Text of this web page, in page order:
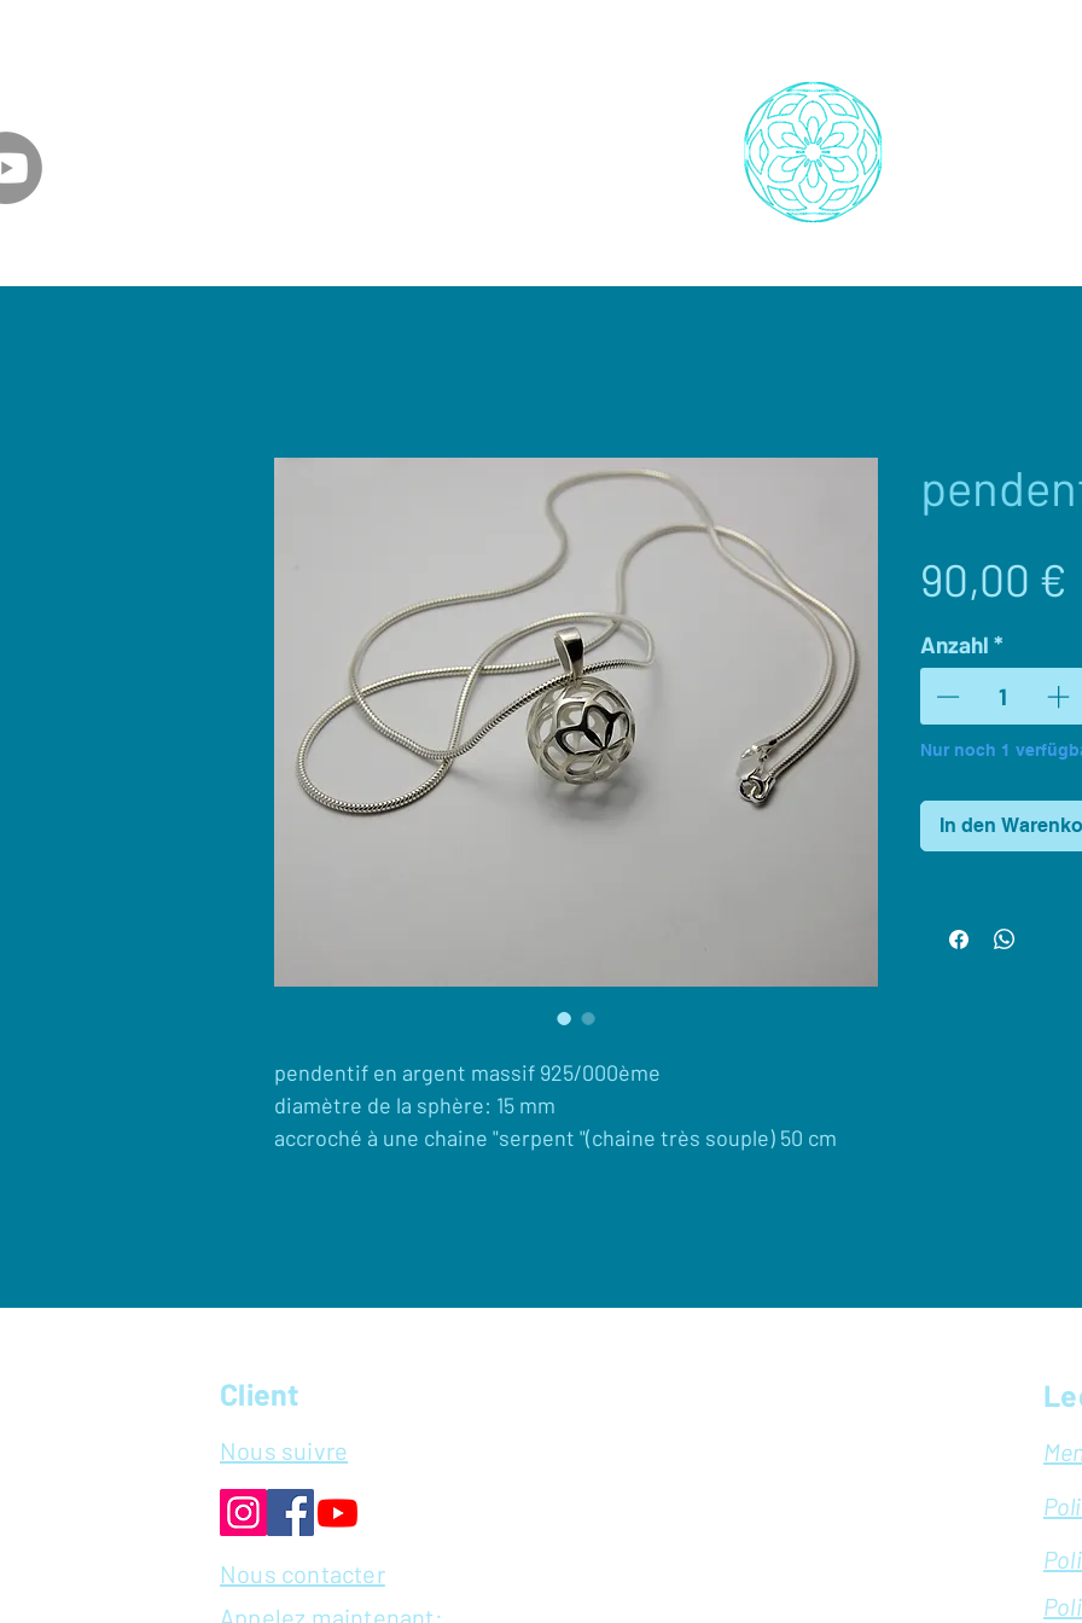
pendentif en argent massif 925/000ème
diamètre de la sphère: 15 mm
accroché à une chaine "serpent "(chaine très souple) 50 cm
90,00 €
Anzahl *
Nur noch 1
In den
Client
Nous suivre
Nous contacter
Appelez maintenant: